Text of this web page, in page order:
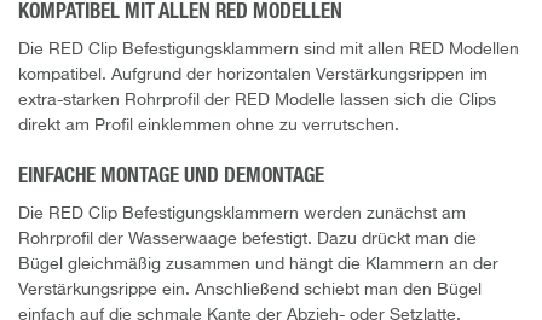
KOMPATIBEL MIT ALLEN RED MODELLEN
Die RED Clip Befestigungsklammern sind mit allen RED Modellen
kompatibel. Aufgrund der horizontalen Verstärkungsrippen im
extra-starken Rohrprofil der RED Modelle lassen sich die Clips
direkt am Profil einklemmen ohne zu verrutschen.
EINFACHE MONTAGE UND DEMONTAGE
Die RED Clip Befestigungsklammern werden zunächst am
Rohrprofil der Wasserwaage befestigt. Dazu drückt man die
Bügel gleichmäßig zusammen und hängt die Klammern an der
Verstärkungsrippe ein. Anschließend schiebt man den Bügel
einfach auf die schmale Kante der Abzieh- oder Setzlatte.